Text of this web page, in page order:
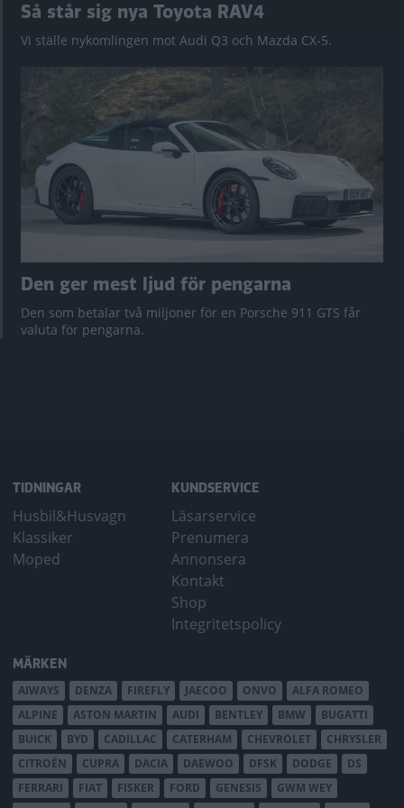
Så står sig nya Toyota RAV4
Vi ställe nykomlingen mot Audi Q3 och Mazda CX-5.
Den ger mest ljud för pengarna
Den som betalar två miljoner för en Porsche 911 GTS får
valuta för pengarna.
TIDNINGAR
Husbil&Husvagn
Klassiker
Moped
KUNDSERVICE
Läsarservice
Prenumera
Annonsera
Kontakt
Shop
Integritetspolicy
MÄRKEN
AIWAYS DENZA FIREFLY JAECOO ONVO
ALFA ROMEO
ALPINE
ASTON MARTIN AUDI BENTLEY BMW
BUGATTI
BUICK
BYD CADILLAC CATERHAM CHEVROLET
CHRYSLER
CITROËN
CUPRA DACIA DAEWOO DFSK DODGE
DS
FERRARI
FIAT FISKER FORD GENESIS
GWM WEY